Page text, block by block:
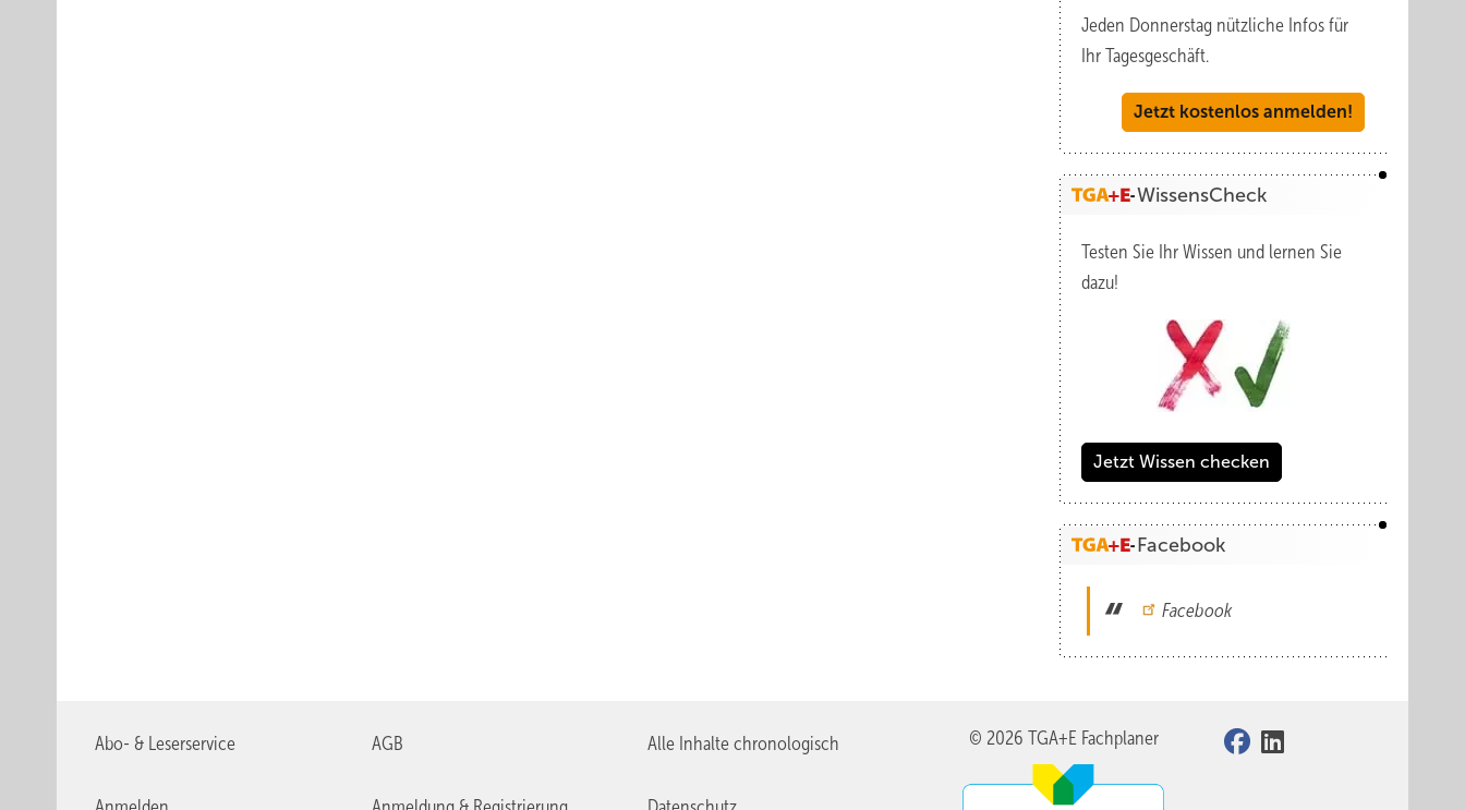
Jeden Donnerstag nützliche Infos für
Ihr Tagesgeschäft.
Jetzt kostenlos anmelden!
WissensCheck
Testen Sie Ihr Wissen und lernen Sie
dazu!
Jetzt Wissen checken
Facebook
Facebook
Abo- & Leserservice AGB Alle Inhalte chronologisch © 2026 TGA+E Fachplaner